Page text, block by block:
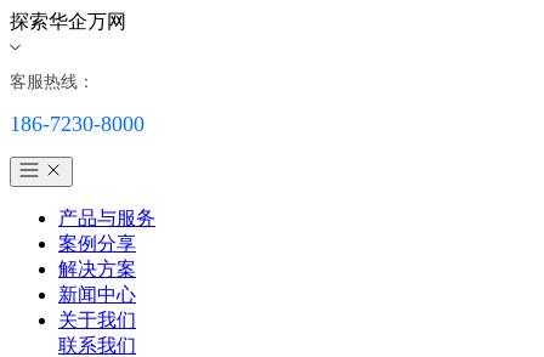
探索华企万网
客服热线：
186-7230-8000
产品与服务
案例分享
解决方案
新闻中心
关于我们
联系我们